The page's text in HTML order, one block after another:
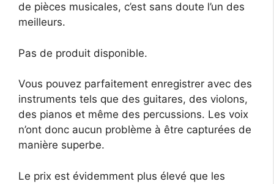
de pièces musicales, c’est sans doute l’un des
meilleurs.
Pas de produit disponible.
Vous pouvez parfaitement enregistrer avec des
instruments tels que des guitares, des violons,
des pianos et même des percussions. Les voix
n’ont donc aucun problème à être capturées de
manière superbe.
Le prix est évidemment plus élevé que les